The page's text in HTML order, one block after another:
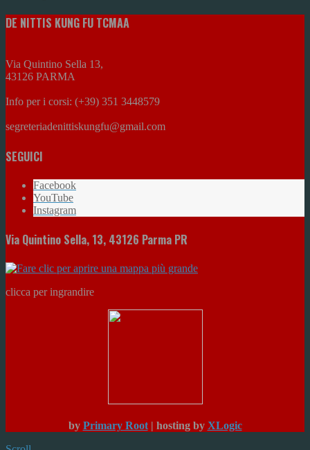
DE NITTIS KUNG FU TCMAA
Via Quintino Sella 13,
43126 PARMA
Info per i corsi: (+39) 351 3448579
segreteriadenittiskungfu@gmail.com
SEGUICI
Facebook
YouTube
Instagram
Via Quintino Sella, 13, 43126 Parma PR
clicca per ingrandire
by Primary Root| hosting by XLogic